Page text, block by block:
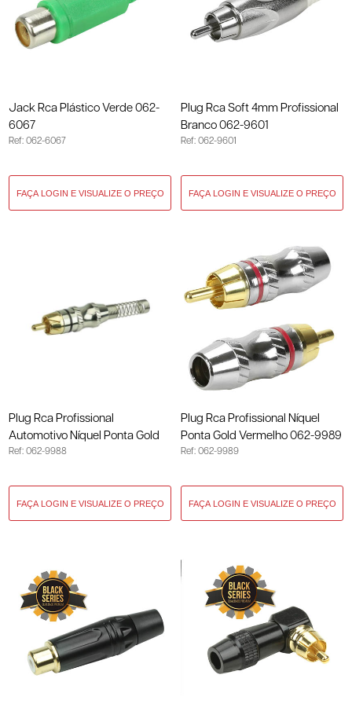
Jack Rca Plástico Verde 062-
6067
Ref: 062-6067
Plug Rca Soft 4mm Profissional
Branco 062-9601
Ref: 062-9601
Plug Rca Profissional
Automotivo Níquel Ponta Gold
Preto 062-9988
Ref: 062-9988
Plug Rca Profissional Níquel
Ponta Gold Vermelho 062-9989
Ref: 062-9989